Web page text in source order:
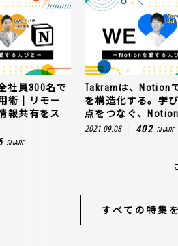
社員300名で
術｜リモー
報共有をス
SHARE
Takramは、Notion
を構造化する。学
点をつなぐ、
2021.09.08 402 SHARE
すべての特集